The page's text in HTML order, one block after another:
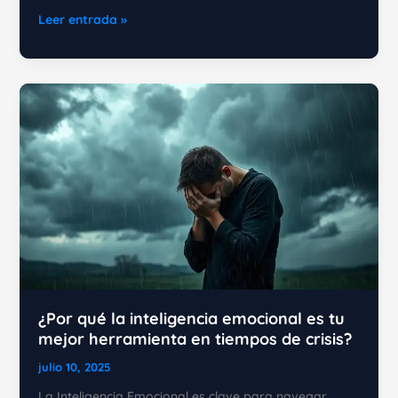
La
Neurolingüística:
Cómo
modificar
tus
creencias
y
valores
Leer entrada »
¿Por qué la inteligencia emocional es tu
mejor herramienta en tiempos de crisis?
julio 10, 2025